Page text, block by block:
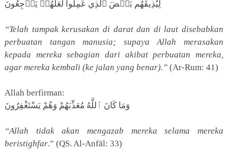
لِيُذِيقَهُم بَعۡضَ ٱلَّذِي عَمِلُواْ لَعَلَّهُمۡ يَرۡجِعُونَ
“Telah tampak kerusakan di darat dan di laut disebabkan
perbuatan tangan manusia; supaya Allah merasakan
kepada mereka sebagian dari akibat perbuatan mereka,
agar mereka kembali (ke jalan yang benar).”(Ar-Rum: 41)
Allah berfirman:
وَمَا كَانَ ٱللَّهُ مُعَذِّبَهُمْ وَهُمْ يَسْتَغْفِرُونَ
“Allah tidak akan mengazab mereka selama mereka
beristighfar.” (QS. Al-Anfāl: 33)